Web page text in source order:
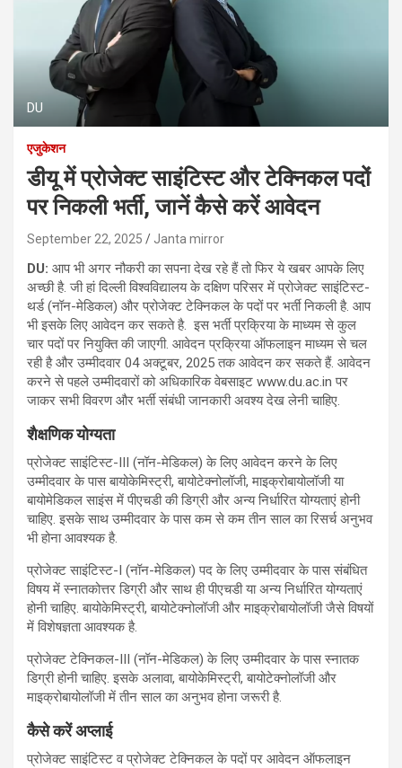
DU
एजुकेशन
डीयू में प्रोजेक्ट साइंटिस्ट और टेक्निकल पदों
पर निकली भर्ती, जानें कैसे करें आवेदन
September 22, 2025 Janta mirror
DU: आप भी अगर नौकरी का सपना देख रहे हैं तो फिर ये खबर आपके लिए
अच्छी है. जी हां दिल्ली विश्वविद्यालय के दक्षिण परिसर में प्रोजेक्ट साइंटिस्ट-
थर्ड (नॉन-मेडिकल) और प्रोजेक्ट टेक्निकल के पदों पर भर्ती निकली है. आप
भी इसके लिए आवेदन कर सकते है. इस भर्ती प्रक्रिया के माध्यम से कुल
चार पदों पर नियुक्ति की जाएगी. आवेदन प्रक्रिया ऑफलाइन माध्यम से चल
रही है और उम्मीदवार 04 अक्टूबर, 2025 तक आवेदन कर सकते हैं. आवेदन
करने से पहले उम्मीदवारों को अधिकारिक वेबसाइट www.du.ac.in पर
जाकर सभी विवरण और भर्ती संबंधी जानकारी अवश्य देख लेनी चाहिए.
शैक्षणिक योग्यता
प्रोजेक्ट साइंटिस्ट-III (नॉन-मेडिकल) के लिए आवेदन करने के लिए
उम्मीदवार के पास बायोकेमिस्ट्री, बायोटेक्नोलॉजी, माइक्रोबायोलॉजी या
बायोमेडिकल साइंस में पीएचडी की डिग्री और अन्य निर्धारित योग्यताएं होनी
चाहिए. इसके साथ उम्मीदवार के पास कम से कम तीन साल का रिसर्च अनुभव
भी होना आवश्यक है.
प्रोजेक्ट साइंटिस्ट-I (नॉन-मेडिकल) पद के लिए उम्मीदवार के पास संबंधित
विषय में स्नातकोत्तर डिग्री और साथ ही पीएचडी या अन्य निर्धारित योग्यताएं
होनी चाहिए. बायोकेमिस्ट्री, बायोटेक्नोलॉजी और माइक्रोबायोलॉजी जैसे विषयों
में विशेषज्ञता आवश्यक है.
प्रोजेक्ट टेक्निकल-III (नॉन-मेडिकल) के लिए उम्मीदवार के पास स्नातक
डिग्री होनी चाहिए. इसके अलावा, बायोकेमिस्ट्री, बायोटेक्नोलॉजी और
माइक्रोबायोलॉजी में तीन साल का अनुभव होना जरूरी है.
कैसे करें अप्लाई
प्रोजेक्ट साइंटिस्ट व प्रोजेक्ट टेक्निकल के पदों पर आवेदन ऑफलाइन